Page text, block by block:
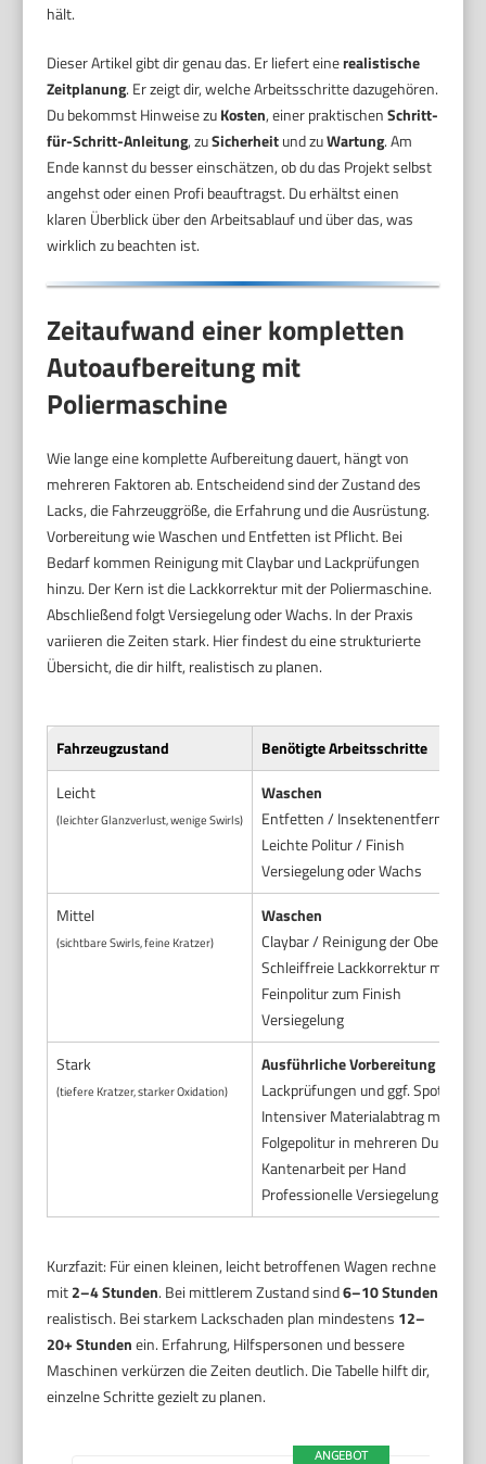
hält.
Dieser Artikel gibt dir genau das. Er liefert einerealistische
Zeitplanung. Er zeigt dir, welche Arbeitsschritte dazugehören.
Du bekommst Hinweise zuKosten, einer praktischenSchritt-
für-Schritt-Anleitung, zuSicherheitund zuWartung. Am
Ende kannst du besser einschätzen, ob du das Projekt selbst
angehst oder einen Profi beauftragst. Du erhältst einen
klaren Überblick über den Arbeitsablauf und über das, was
wirklich zu beachten ist.
Zeitaufwand einer kompletten
Autoaufbereitung mit
Poliermaschine
Wie lange eine komplette Aufbereitung dauert, hängt von
mehreren Faktoren ab. Entscheidend sind der Zustand des
Lacks, die Fahrzeuggröße, die Erfahrung und die Ausrüstung.
Vorbereitung wie Waschen und Entfetten ist Pflicht. Bei
Bedarf kommen Reinigung mit Claybar und Lackprüfungen
hinzu. Der Kern ist die Lackkorrektur mit der Poliermaschine.
Abschließend folgt Versiegelung oder Wachs. In der Praxis
variieren die Zeiten stark. Hier findest du eine strukturierte
Übersicht, die dir hilft, realistisch zu planen.
Fahrzeugzustand
Benötigte Arbeitsschritte
Leicht
(leichter Glanzverlust, wenige Swirls)
Waschen
Entfetten / Insektenentfernung
Leichte Politur / Finish
Versiegelung oder Wachs
Mittel
(sichtbare Swirls, feine Kratzer)
Waschen
Claybar / Reinigung der
Schleiffreie Lackkorrektur mit
Feinpolitur zum Finish
Versiegelung
Stark
(tiefere Kratzer, starker Oxidation)
Ausführliche Vorbereitung
Lackprüfungen und ggf. Spot-
Intensiver Materialabtrag mit
Folgepolitur in mehreren
Kantenarbeit per Hand
Professionelle Versiegelung oder
Kurzfazit: Für einen kleinen, leicht betroffenen Wagen rechne
mit2–4 Stunden. Bei mittlerem Zustand sind6–10 Stunden
realistisch. Bei starkem Lackschaden plan mindestens 12–
20+ Stundenein. Erfahrung, Hilfspersonen und bessere
Maschinen verkürzen die Zeiten deutlich. Die Tabelle hilft dir,
einzelne Schritte gezielt zu planen.
ANGEBOT